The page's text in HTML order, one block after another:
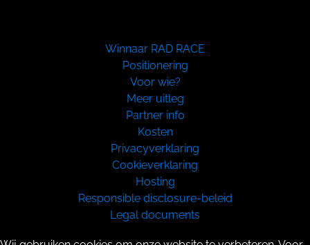
Winnaar RAD RACE
Positionering
Voor wie?
Meer uitleg
Partner info
Kosten
Privacyverklaring
Cookieverklaring
Hosting
Responsible disclosure-beleid
Legal documents